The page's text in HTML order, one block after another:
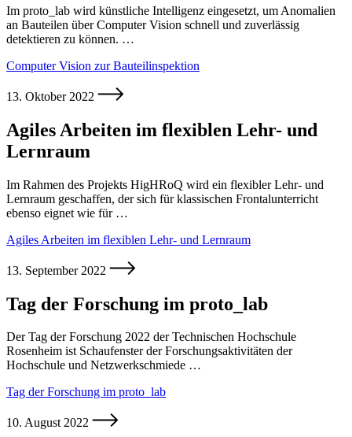
Im proto_lab wird künstliche Intelligenz eingesetzt, um Anomalien
an Bauteilen über Computer Vision schnell und zuverlässig
detektieren zu können. …
Computer Vision zur Bauteilinspektion
13. Oktober 2022
Agiles Arbeiten im flexiblen Lehr- und
Lernraum
Im Rahmen des Projekts HigHRoQ wird ein flexibler Lehr- und
Lernraum geschaffen, der sich für klassischen Frontalunterricht
ebenso eignet wie für …
Agiles Arbeiten im flexiblen Lehr- und Lernraum
13. September 2022
Tag der Forschung im proto_lab
Der Tag der Forschung 2022 der Technischen Hochschule
Rosenheim ist Schaufenster der Forschungsaktivitäten der
Hochschule und Netzwerkschmiede …
Tag der Forschung im proto_lab
10. August 2022